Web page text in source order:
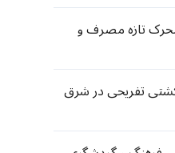
تازه مصرف و
تفریحی در شرق